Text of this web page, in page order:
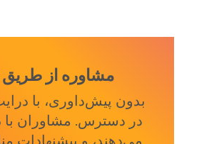
مشاوره از طریق
بدون پیش‌داوری، با
در دسترس. مشاوران